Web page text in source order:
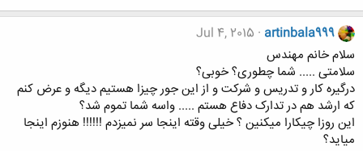
artinbala999
Jul 4, 2015
سلام خانم مهندس
سلامتی ..... شما چطوری؟ خوبی؟
درگیره کار و تدریس و شرکت و از این جور چیزا هستیم دیگه و عرض کنم
که ارشد هم در تدارک دفاع هستم ..... واسه شما تموم شد؟
این روزا چیکارا میکنین ؟ خیلی وقته اینجا سر نمیزدم !!!!!! هنوزم اینجا
میاید؟